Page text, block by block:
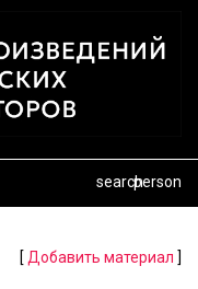
person
search
[ Добавить материал ]